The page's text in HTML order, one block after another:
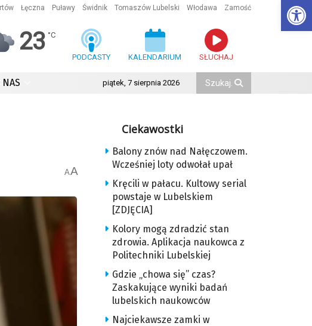
Łęczna Puławy Świdnik Tomaszów Lubelski Włodawa Zamość
23 °C
PODCASTY KALENDARIUM SŁUCHAJ
NAS piątek, 7 sierpnia 2026
AA
Ciekawostki
Balony znów nad Nałęczowem.
Wcześniej loty odwołał upał
Kręcili w pałacu. Kultowy serial
powstaje w Lubelskiem
[ZDJĘCIA]
Kolory mogą zdradzić stan
zdrowia. Aplikacja naukowca z
Politechniki Lubelskiej
Gdzie „chowa się” czas?
Zaskakujące wyniki badań
lubelskich naukowców
Najciekawsze zamki w